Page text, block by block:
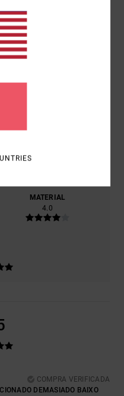
RECOMENDAM ESTE
MATERIAL
4.0
COMPRA VERIFICADA
DEMASIADO BAIXO